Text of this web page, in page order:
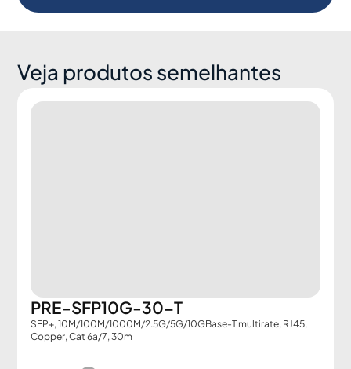
Veja produtos semelhantes
PRE-SFP10G-30-T
SFP+, 10M/100M/1000M/2.5G/5G/10GBase-T multirate, RJ45,
Copper, Cat 6a/7, 30m